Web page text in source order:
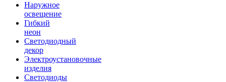
Наружное
освещение
Гибкий
неон
Светодиодный
декор
Электроустановочные
изделия
Светодиоды